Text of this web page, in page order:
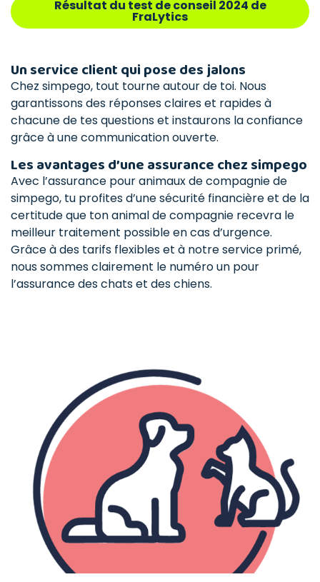
Résultat du test de conseil 2024 de
FraLytics
Un service client qui pose des jalons
Chez simpego, tout tourne autour de toi. Nous
garantissons des réponses claires et rapides à
chacune de tes questions et instaurons la confiance
grâce à une communication ouverte.
Les avantages d’une assurance chez simpego
Avec l’assurance pour animaux de compagnie de
simpego, tu profites d’une sécurité financière et de la
certitude que ton animal de compagnie recevra le
meilleur traitement possible en cas d’urgence.
Grâce à des tarifs flexibles et à notre service primé,
nous sommes clairement le numéro un pour
l’assurance des chats et des chiens.